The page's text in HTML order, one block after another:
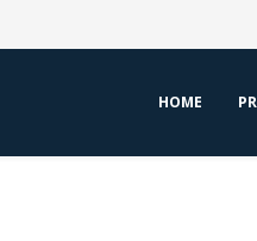
HOME